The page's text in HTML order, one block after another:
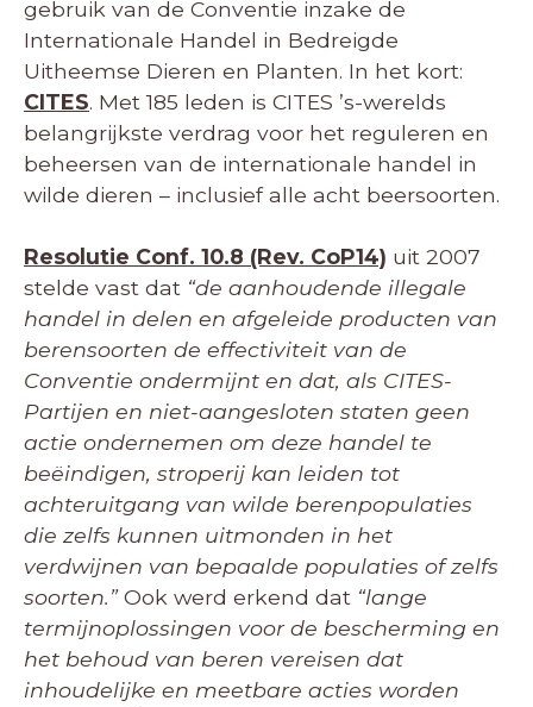
gebruik van de Conventie inzake de
Internationale Handel in Bedreigde
Uitheemse Dieren en Planten. In het kort:
CITES. Met 185 leden is CITES ’s-werelds
belangrijkste verdrag voor het reguleren en
beheersen van de internationale handel in
wilde dieren – inclusief alle acht beer­soorten.
Resolutie Conf. 10.8 (Rev. CoP14) uit 2007
stelde vast dat “de aanhoudende illegale
handel in delen en afgeleide producten van
berensoorten de effectiviteit van de
Conventie ondermijnt en dat, als CITES-
Partijen en niet-aangesloten staten geen
actie ondernemen om deze handel te
beëindigen, stroperij kan leiden tot
achteruitgang van wilde berenpopulaties
die zelfs kunnen uitmonden in het
verdwijnen van bepaalde populaties of zelfs
soorten.”Ook werd erkend dat “lange
termijnoplossingen voor de bescherming en
het behoud van beren vereisen dat
inhoudelijke en meetbare acties worden